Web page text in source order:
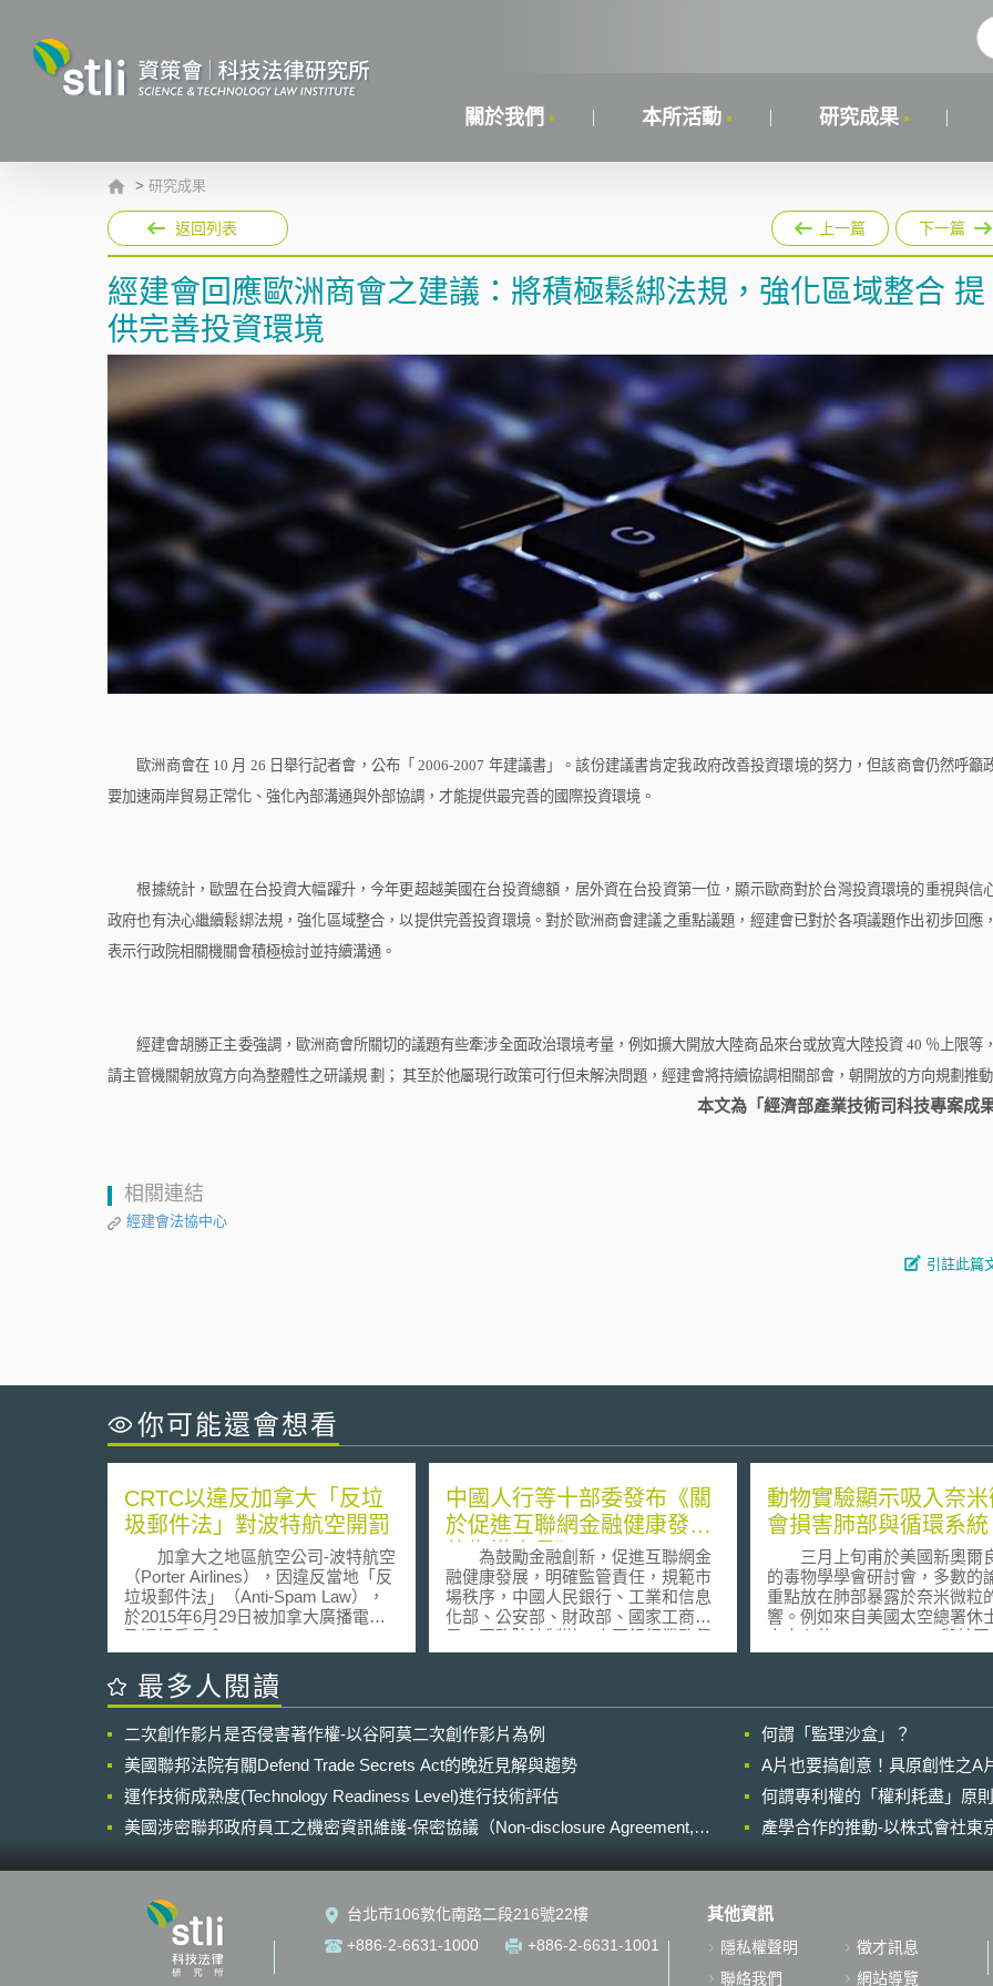
關於我們 本所活動 研究成果
> 研究成果
返回列表 上一篇 下一篇
經建會回應歐洲商會之建議：將積極鬆綁法規，強化區域整合 提
供完善投資環境
歐洲商會在 10 月 26 日舉行記者會，公布「 2006-2007 年建議書」。該份建議書肯定我政府改善投資環境的努力，但該商會仍然呼籲
要加速兩岸貿易正常化、強化內部溝通與外部協調，才能提供最完善的國際投資環境。
根據統計，歐盟在台投資大幅躍升，今年更超越美國在台投資總額，居外資在台投資第一位，顯示歐商對於台灣投資環境的重視與信
政府也有決心繼續鬆綁法規，強化區域整合，以提供完善投資環境。對於歐洲商會建議之重點議題，經建會已對於各項議題作出初步回應
表示行政院相關機關會積極檢討並持續溝通。
經建會胡勝正主委強調，歐洲商會所關切的議題有些牽涉全面政治環境考量，例如擴大開放大陸商品來台或放寬大陸投資 40 ％上限等
請主管機關朝放寬方向為整體性之研議規 劃； 其至於他屬現行政策可行但未解決問題，經建會將持續協調相關部會，朝開放的方向規劃推動
本文為「經濟部產業技術司科技專案成果
相關連結
經建會法協中心
引註此篇
你可能還會想看
CRTC以違反加拿大「反垃
圾郵件法」對波特航空開罰
加拿大之地區航空公司-波特航空
（Porter Airlines），因違反當地「反
垃圾郵件法」（Anti-Spam Law），
於2015年6月29日被加拿大廣播電視
及通訊委員會(Canadian Radio-
television and Telecommunications
Commission，簡稱CRTC）裁罰
150,000美元。 2014年7月1日施
郵件而對資料當事人造成困擾所制
定。在該法中，針對寄送商業電子訊
息要求需符合「獲得當事人同意」、
「識別發送人之資訊」、「取消訂閱
功能設計」等三項條件。然而，波特
航空所寄出之商業電子訊息，卻：(1)
訂;(2)未提供法規要求之發送人完整聯
絡訊息;(3)資料當事人提出取消商業電
子郵件訂閱之請求，未於法定之10個
工作日內執行；(4)自2014年7月至
2015年2月寄出之每一封商業電子郵
件，波特航空無法證明其已獲當事人
中國人行等十部委發布《關
於促進互聯網金融健康發展
的指導意見》
為鼓勵金融創新，促進互聯網金
融健康發展，明確監管責任，規範市
場秩序，中國人民銀行、工業和信息
化部、公安部、財政部、國家工商總
局、國務院法制辦、中國銀行業監督
管理委員會、中國證券監督管理委員
合發布了《關於促進互聯網金融健康
發展的指導意見》。(下稱《指導意
見》) 該《指導意見》首次讓中
國的互聯網金融正式從「野蠻生
長」、「監管真空」，走向了「分類
監管」和「有法可依」，按照《指導
民銀行將負責互聯網支付業務的監督
和網路小額貸款在內的網路借貸以及
互聯網信託和互聯網消費金融的監督
管理；證監會負責股權式群眾募資和
互聯網基金銷售的監督管理；保監會
動物實驗顯示吸入奈米
會損害肺部與循環系統
三月上旬甫於美國新奧爾
的毒物學學會研討會，多數的
重點放在肺部暴露於奈米微粒
響。例如來自美國太空總署休
空中心的John T. James與其
奈米微粒噴入老鼠的呼吸道，
管卻會顯著的損及肺部組織，
死幾隻老鼠。研究人員發現巨
(macrophages)會困住奈米管
隨之死亡。James認為研究小
用的劑量並不是非常不切實際
計在目前的美國聯邦碳吸入量
17天之內會吸入相等的劑量。
康協會的Petia Simeonova與
也觀察到接受類似劑量碳奈米
鼠會產生富含微粒的肺肉芽腫
(granulomas)，研究人員也對心
最多人閱讀
二次創作影片是否侵害著作權-以谷阿莫二次創作影片為例
何謂「監理沙盒」？
美國聯邦法院有關Defend Trade Secrets Act的晚近見解與趨勢
A片也要搞創意！具原創性之A
運作技術成熟度(Technology Readiness Level)進行技術評估
何謂專利權的「權利耗盡」原
美國涉密聯邦政府員工之機密資訊維護-保密協議（Non-disclosure Agreement,
產學合作的推動-以株式會社東
台北市106敦化南路二段216號22樓
+886-2-6631-1000
+886-2-6631-1001
其他資訊
隱私權聲明
徵才訊息
聯絡我們
網站導覽